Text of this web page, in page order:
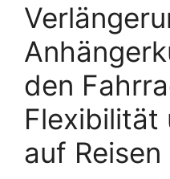
den
Flexibilität
auf Reisen